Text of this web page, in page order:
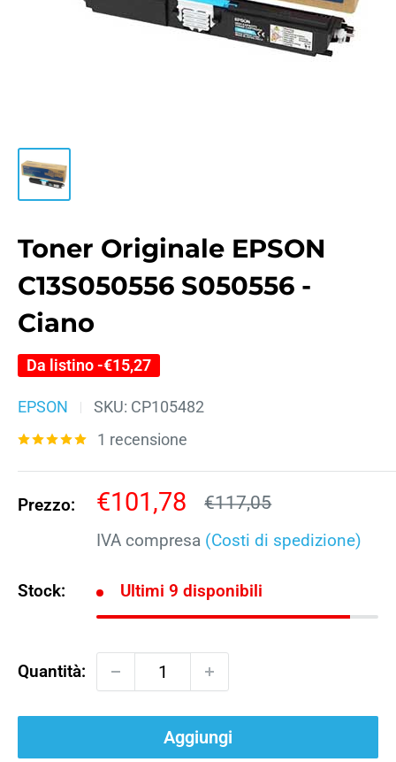
Toner Originale EPSON
C13S050556 S050556 -
Ciano
Da listino -€15,27
EPSON SKU: CP105482
1 recensione
Prezzo:
Prezzo
scontato
€101,78 Prezzo
€117,05
IVA compresa (Costi di spedizione)
Stock: Ultimi 9 disponibili
Quantità:
Aggiungi